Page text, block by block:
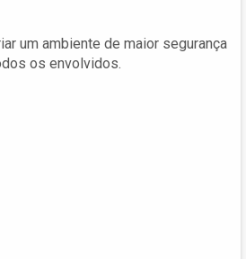
um ambiente de maior segurança
os envolvidos.